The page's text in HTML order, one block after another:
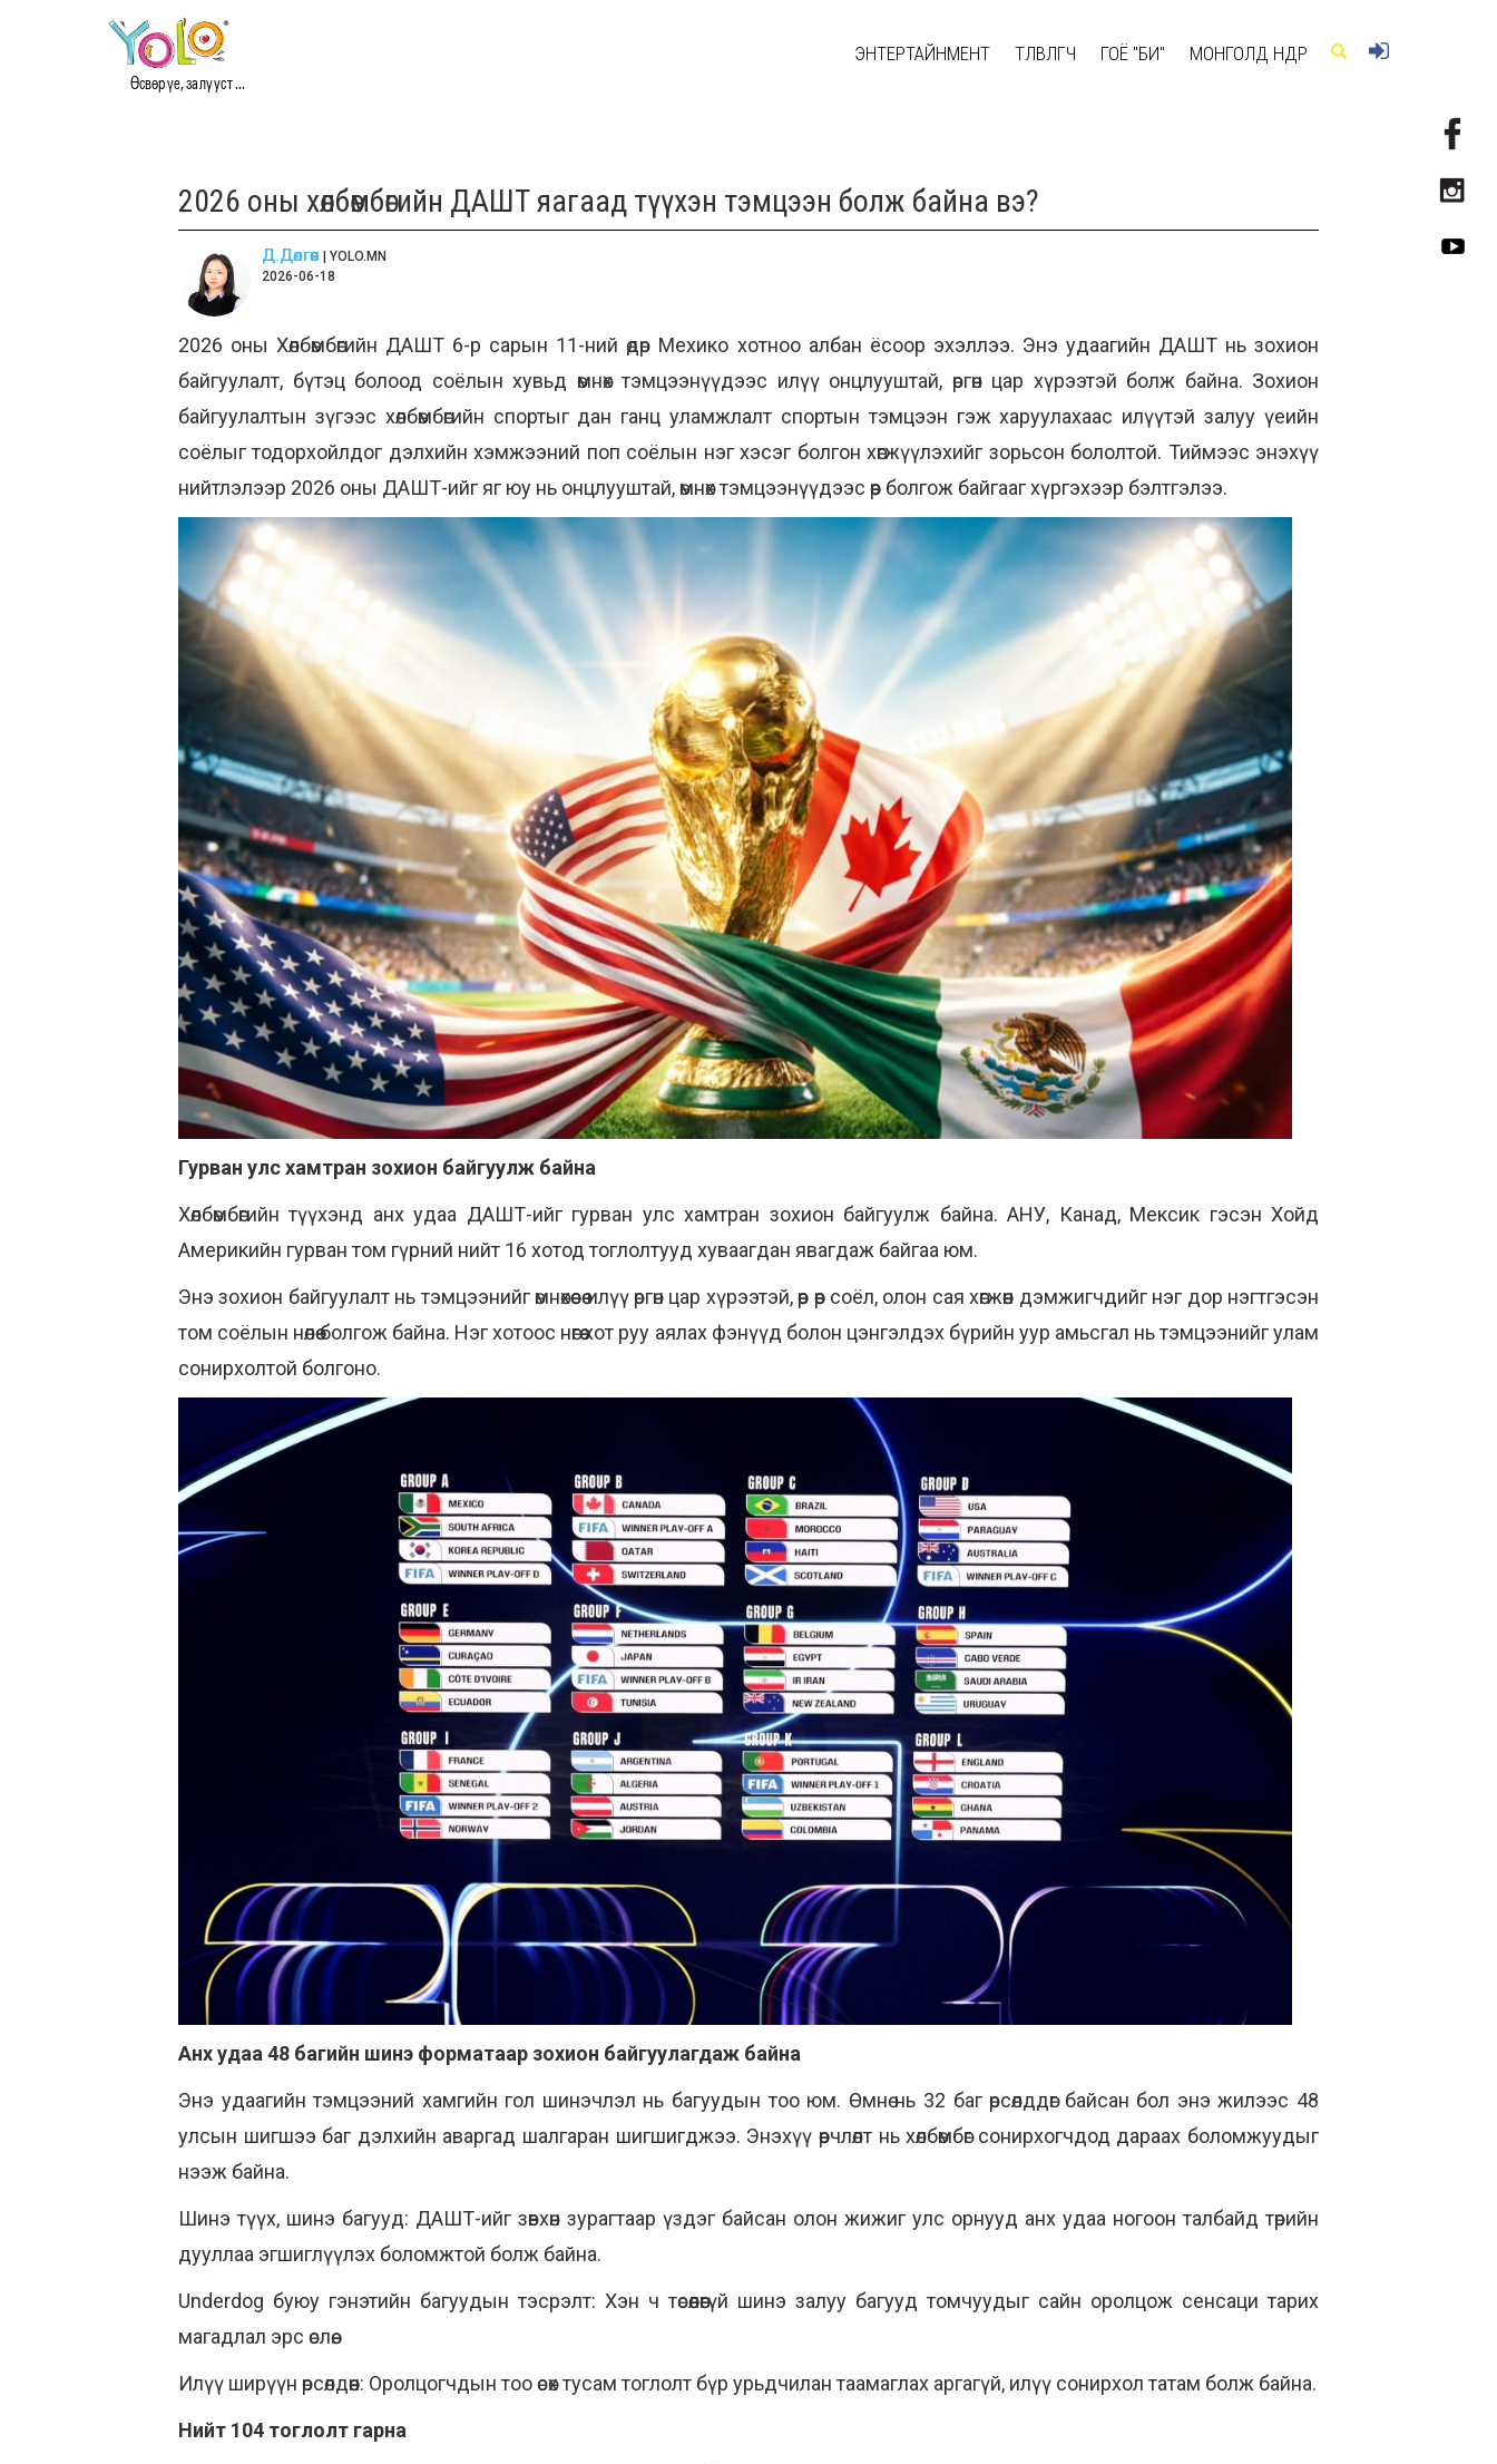
Өсвөр үе, залууст ...
ЭНТЕРТАЙНМЕНТ ТӨЛӨВЛӨГЧ ГОЁ "БИ" МОНГОЛД ӨНӨӨДӨР
2026 оны хөлбөмбөгийн ДАШТ яагаад түүхэн тэмцээн болж байна вэ?
Д.Дөлгөөн | YOLO.MN
2026-06-18
2026 оны Хөлбөмбөгийн ДАШТ 6-р сарын 11-ний өдөр Мехико хотноо албан ёсоор эхэллээ. Энэ удаагийн ДАШТ нь зохион
байгуулалт, бүтэц болоод соёлын хувьд өмнөх тэмцээнүүдээс илүү онцлууштай, өргөн цар хүрээтэй болж байна. Зохион
байгуулалтын зүгээс хөлбөмбөгийн спортыг дан ганц уламжлалт спортын тэмцээн гэж харуулахаас илүүтэй залуу үеийн
соёлыг тодорхойлдог дэлхийн хэмжээний поп соёлын нэг хэсэг болгон хөгжүүлэхийг зорьсон бололтой. Тиймээс энэхүү
нийтлэлээр 2026 оны ДАШТ-ийг яг юу нь онцлууштай, өмнөх тэмцээнүүдээс өөр болгож байгааг хүргэхээр бэлтгэлээ.
Гурван улс хамтран зохион байгуулж байна
Хөлбөмбөгийн түүхэнд анх удаа ДАШТ-ийг гурван улс хамтран зохион байгуулж байна. АНУ, Канад, Мексик гэсэн Хойд
Америкийн гурван том гүрний нийт 16 хотод тоглолтууд хуваагдан явагдаж байгаа юм.
Энэ зохион байгуулалт нь тэмцээнийг өмнөхөөсөө илүү өргөн цар хүрээтэй, өөр өөр соёл, олон сая хөгжөөн дэмжигчдийг нэг дор нэгтгэсэн
том соёлын нөлөө болгож байна. Нэг хотоос нөгөө хот руу аялах фэнүүд болон цэнгэлдэх бүрийн уур амьсгал нь тэмцээнийг улам
сонирхолтой болгоно.
Анх удаа 48 багийн шинэ форматаар зохион байгуулагдаж байна
Энэ удаагийн тэмцээний хамгийн гол шинэчлэл нь багуудын тоо юм. Өмнө нь 32 баг өрсөлддөг байсан бол энэ жилээс 48
улсын шигшээ баг дэлхийн аваргад шалгаран шигшигджээ. Энэхүү өөрчлөлт нь хөлбөмбөг сонирхогчдод дараах боломжуудыг
нээж байна.
Шинэ түүх, шинэ багууд: ДАШТ-ийг зөвхөн зурагтаар үздэг байсан олон жижиг улс орнууд анх удаа ногоон талбайд төрийн
дууллаа эгшиглүүлэх боломжтой болж байна.
Underdog буюу гэнэтийн багуудын тэсрэлт: Хэн ч төсөөлөөгүй шинэ залуу багууд томчуудыг сайн оролцож сенсаци тарих
магадлал эрс өслөө.
Илүү ширүүн өрсөлдөөн: Оролцогчдын тоо өсөх тусам тоглолт бүр урьдчилан таамаглах аргагүй, илүү сонирхол татам болж байна.
Нийт 104 тоглолт гарна